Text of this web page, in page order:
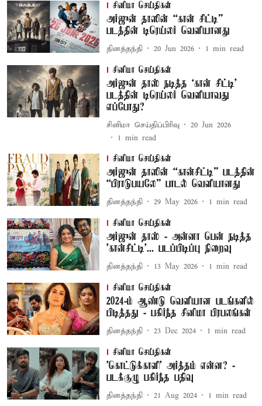
சினிமா செய்திகள்
அர்ஜுன் தாஸின் “கான் சிட்டி”
படத்தின் டிரெய்லர் வெளியானது
தினத்தந்தி 20 Jun 2026 1 min read
சினிமா செய்திகள்
அர்ஜுன் தாஸ் நடித்த ‘கான் சிட்டி’
படத்தின் டிரெய்லர் வெளியாவது
எப்போது?
சினிமா செய்திப்பிரிவு
20 Jun 2026
1 min read
சினிமா செய்திகள்
அர்ஜுன் தாஸின் “கான்சிட்டி” படத்தின்
“பிராடுபயலே” பாடல் வெளியானது
தினத்தந்தி 29 May 2026 1 min read
சினிமா செய்திகள்
அர்ஜுன் தாஸ் - அன்னா பென் நடித்த
'கான்சிட்டி'... படப்பிடிப்பு நிறைவு
தினத்தந்தி 13 May 2026 1 min read
சினிமா செய்திகள்
2024-ம் ஆண்டு வெளியான படங்களில்
பிடித்தது - பகிர்ந்த சினிமா பிரபலங்கள்
தினத்தந்தி 23 Dec 2024 1 min read
சினிமா செய்திகள்
'கொட்டுக்காளி' அர்த்தம் என்ன? -
படக்குழு பகிர்ந்த பதிவு
தினத்தந்தி 21 Aug 2024 1 min read